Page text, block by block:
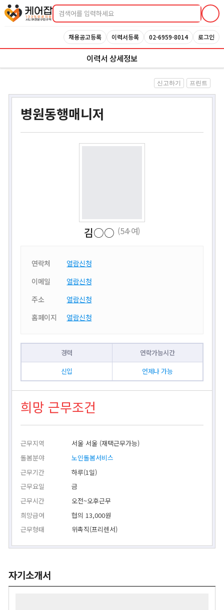
케어잡 공식 취업지원센터
채용공고등록 이력서등록 02-6959-8014 로그인
이력서 상세정보
신고하기 프린트
병원동행매니저
김○○ (54·여)
연락처
열람신청
이메일
열람신청
주소
열람신청
홈페이지
열람신청
경력
연락가능시간
신입
언제나 가능
희망 근무조건
근무지역
서울 서울 (재택근무가능)
돌봄분야
노인돌봄서비스
근무기간
하루(1일)
근무요일
금
근무시간
오전~오후근무
희망급여
협의 13,000원
근무형태
위촉직(프리렌서)
자기소개서